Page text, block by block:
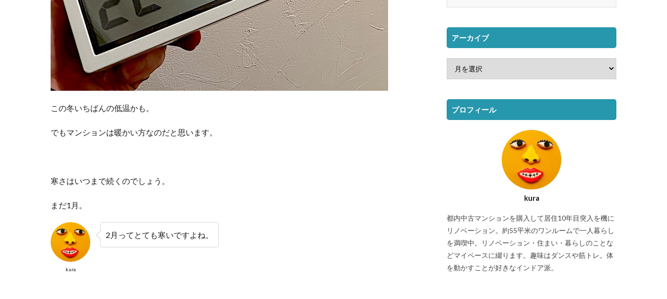
この冬いちばんの低温かも。
でもマンションは暖かい方なのだと思います。
寒さはいつまで続くのでしょう。
まだ1月。
kura
2月ってとても寒いですよね。
アーカイブ
プロフィール
kura
都内中古マンションを購入して居住10年目突入を機に
リノベーション。約55平米のワンルームで一人暮らし
を満喫中。リノベーション・住まい・暮らしのことな
どマイペースに綴ります。趣味はダンスや筋トレ。体
を動かすことが好きなインドア派。